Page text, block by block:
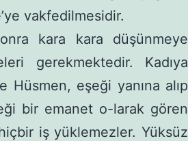
vakfedilmesidir.
kara kara düşün­meye
gerekmektedir. Ka­dıya
Hüsmen, eşeği ya­nına alıp
bir emanet o-larak gören
iş yüklemezler. Yüksüz